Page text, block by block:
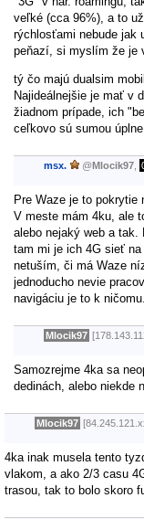
veľké (cca 96%), a to
rýchlosťami nebude jak
peňazí, si myslím že je
tý čo majú dualsim
Najideálnejšie je mať v
žiadnom prípade, ich
ceľkovo sú sumou úplne
msx. @Mlocik97
Pre Waze je to pokrytie
V meste mám 4ku, ale
alebo nejaký web a tak.
tam mi je ich 4G sieť
netuším, či má Waze
jednoducho nevie
navigáciu je to k ničomu.
Mlocik97
Samozrejme 4ka sa
dedinách, alebo niekde
Mlocik97
4ka inak musela tento
vlakom, a ako 2/3 casu
trasou, tak to bolo skoro